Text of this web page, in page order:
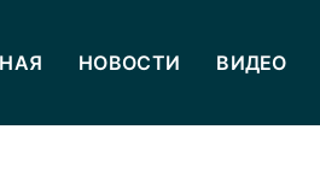
НОВОСТИ ВИДЕО